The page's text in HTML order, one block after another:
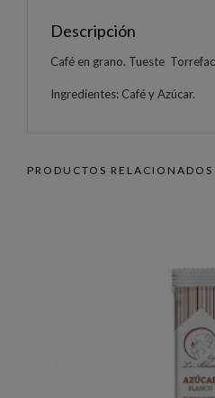
Descripción
Café en grano. Tueste
Ingredientes: Café y Azúcar.
PRODUCTOS RELACIONADOS